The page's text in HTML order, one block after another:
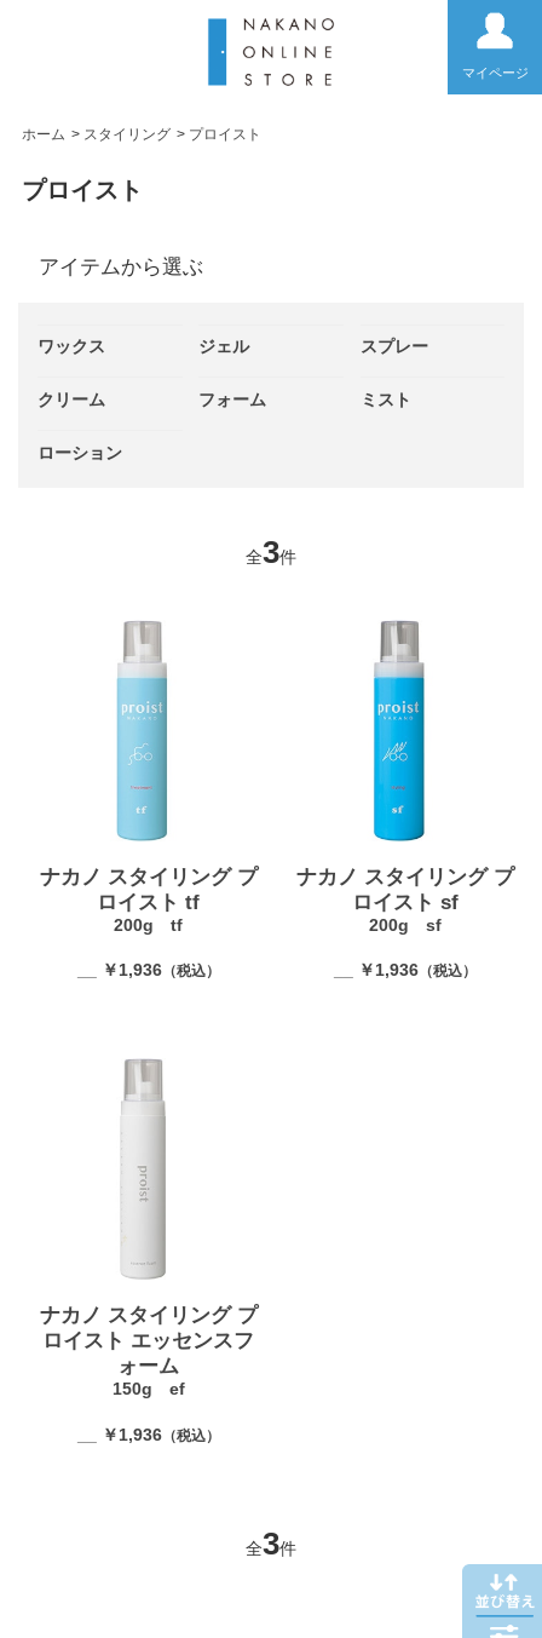
マイページ
ホーム > スタイリング > プロイスト
プロイスト
アイテムから選ぶ
ワックス ジェル スプレー
クリーム フォーム ミスト
ローション
全3件
ナカノ スタイリング プ
ロイスト tf
200g tf
__ ￥1,936（税込）
ナカノ スタイリング プ
ロイスト sf
200g sf
__ ￥1,936 （税込）
ナカノ スタイリング プ
ロイスト エッセンスフ
ォーム
150g ef
__ ￥1,936（税込）
全3件